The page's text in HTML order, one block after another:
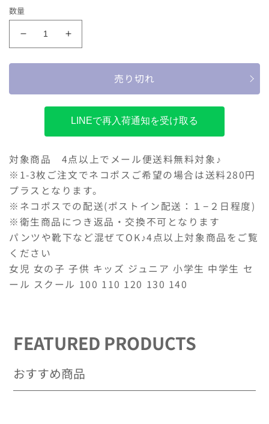
価
格
数量
ampersand
3P
対
男
サ
ー
パ
ン
ツ
の
数
量
を
減
ampersand
3P
対
男
児
ボ
ク
サ
ー
パ
ン
ツ
の
数
を
増
売り切れ
LINEで再入荷通知を受け取る
対象商品 4点以上でメール便送料無料対象♪
※1-3枚ご注文でネコポスご希望の場合は送料280円
プラスとなります。
※ネコポスでの配送(ポストイン配送：１−２日程度)
※衛生商品につき返品・交換不可となります
パンツや靴下など混ぜてOK♪4点以上対象商品をご覧
ください
女児 女の子 子供 キッズ ジュニア 小学生 中学生 セ
ール スクール 100 110 120 130 140
FEATURED PRODUCTS
おすすめ商品